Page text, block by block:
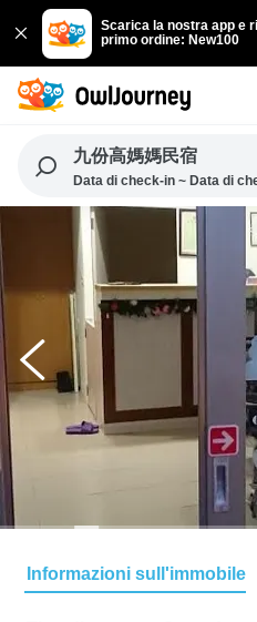
Scarica la nostra app e
primo ordine: New100
九份高媽媽民宿
Data di check-in ~ Data di
Informazioni sull'immobile